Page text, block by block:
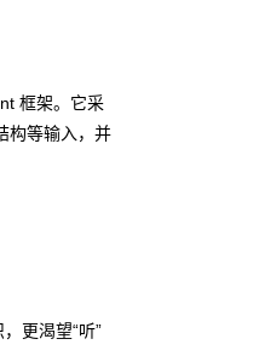
框架。它采
构等输入，并
更渴望“听”